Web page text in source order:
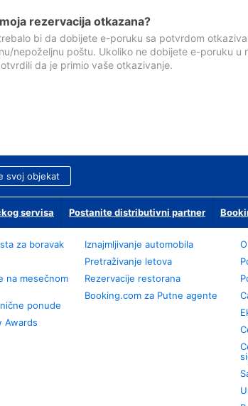
rezervacija otkazana?
bi da dobijete e-poruku sa potvrdom
nepoželjnu poštu. Ukoliko ne dobijete e-poruku u
da je primio vaše otkazivanje.
svoj objekat
servisa Postanite distributivni partner
za boravak
na mesečnom
ponude
Awards
Iznajmljivanje automobila
Pretraživanje letova
Rezervacije restorana
Booking.com za Putne agente
О